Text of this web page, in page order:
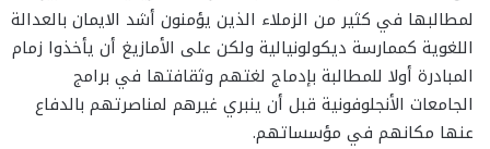
لمطالبها في كثير من الزملاء الذين يؤمنون أشد الايمان بالعدالة
اللغوية كممارسة ديكولونيالية ولكن على الأمازيغ أن يأخذوا زمام
المبادرة أولا للمطالبة بإدماج لغتهم وثقافتها في برامج
الجامعات الأنجلوفونية قبل أن ينبري غيرهم لمناصرتهم بالدفاع
عنها مكانهم في مؤسساتهم.